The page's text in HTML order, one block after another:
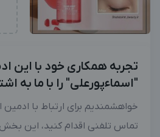
تجربه همکاری خود با این
"اسماءپورعلی" را با ما به
خواهشمندیم برای ارتباط با ادمین
تماس تلفنی اقدام کنید، این بخش